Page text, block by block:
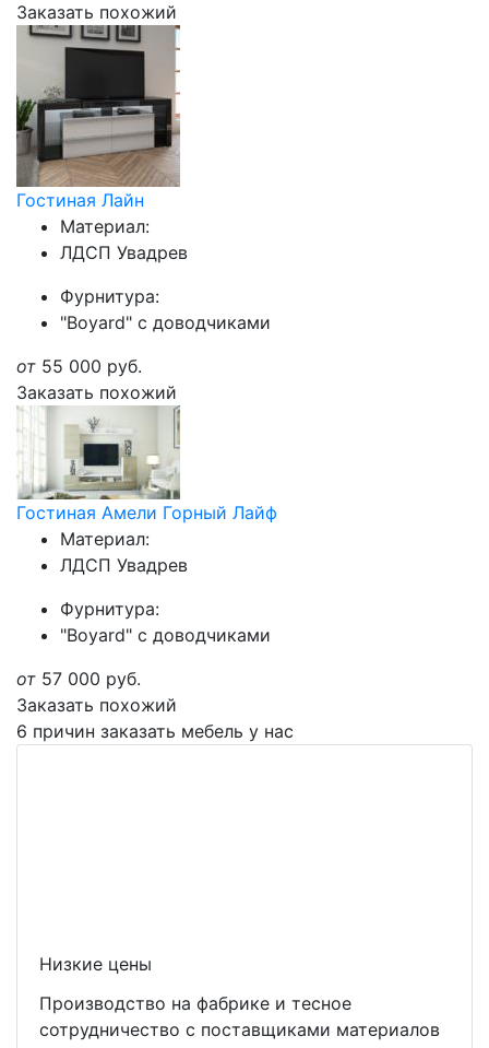
Заказать похожий
Гостиная Лайн
Материал:
ЛДСП Увадрев
Фурнитура:
"Boyard" с доводчиками
от 55 000 руб.
Заказать похожий
Гостиная Амели Горный Лайф
Материал:
ЛДСП Увадрев
Фурнитура:
"Boyard" с доводчиками
от 57 000 руб.
Заказать похожий
6 причин заказать мебель у нас
Низкие цены
Производство на фабрике и тесное
сотрудничество с поставщиками материалов